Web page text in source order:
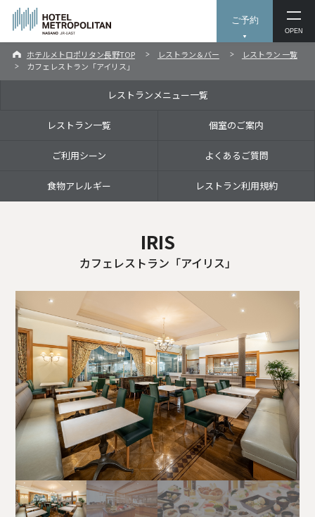
ご予約
OPEN
ホテルメトロポリタン長野TOP レストラン＆バー
レストラン 一覧
カフェレストラン「アイリス」
レストランメニュー一覧
レストラン一覧 個室のご案内
ご利用シーン よくあるご質問
食物アレルギー レストラン利用規約
IRIS
カフェレストラン「アイリス」